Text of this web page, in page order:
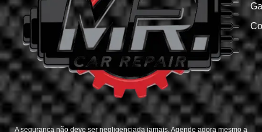
A segurança não deve ser negligenciada jamais, Agende agora mesmo a